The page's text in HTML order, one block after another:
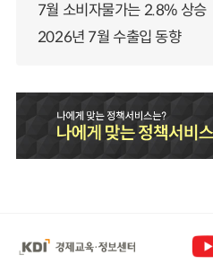
7월 소비자물가는 2.8% 상승
2026년 7월 수출입 동향